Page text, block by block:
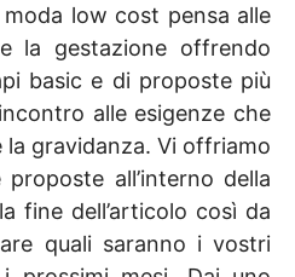
low cost pensa alle
la gestazione offrendo
basic e di proposte più
alle esigenze che
gravidanza. Vi offriamo
all’interno della
fine dell’articolo così da
quali saranno i vostri